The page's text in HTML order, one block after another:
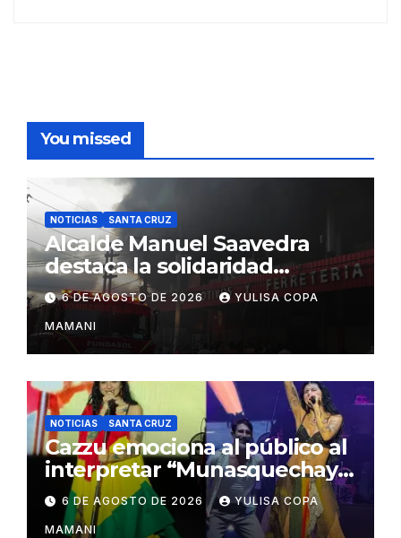
You missed
NOTICIAS SANTA CRUZ
Alcalde Manuel Saavedra
destaca la solidaridad
durante la emergencia en
Barrio Lindo
6 DE AGOSTO DE 2026 YULISA COPA
MAMANI
NOTICIAS SANTA CRUZ
Cazzu emociona al público al
interpretar “Munasquechay”
en su concierto en Santa
Cruz
6 DE AGOSTO DE 2026 YULISA COPA
MAMANI